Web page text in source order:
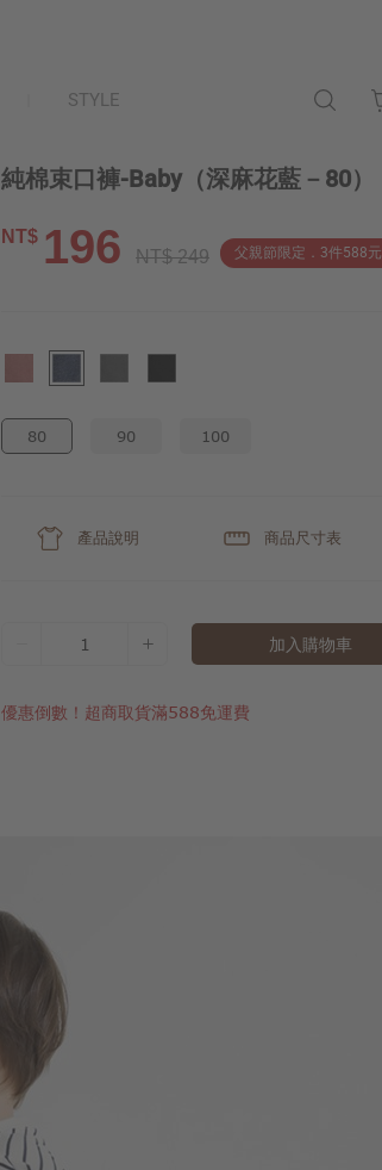
STYLE
純棉束口褲-Baby （深麻花藍－80）
NT$ 196 NT$ 249 父親節限定．3件588元
80 90 100
產品說明 商品尺寸表
1 加入購物車
優惠倒數！超商取貨滿588免運費